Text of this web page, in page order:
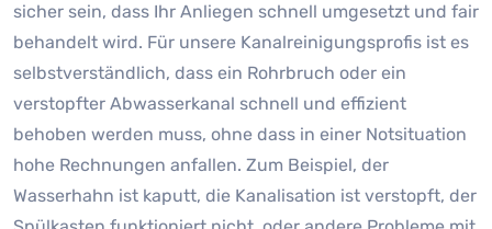
sicher sein, dass Ihr Anliegen schnell umgesetzt und fair
behandelt wird. Für unsere Kanalreinigungsprofis ist es
selbstverständlich, dass ein Rohrbruch oder ein
verstopfter Abwasserkanal schnell und effizient
behoben werden muss, ohne dass in einer Notsituation
hohe Rechnungen anfallen. Zum Beispiel, der
Wasserhahn ist kaputt, die Kanalisation ist verstopft, der